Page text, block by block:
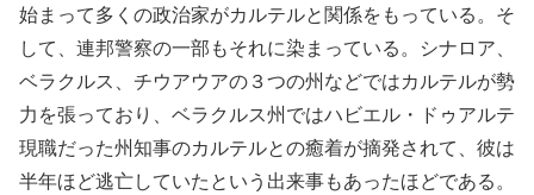
始まって多くの政治家がカルテルと関係をもっている。そ
して、連邦警察の一部もそれに染まっている。シナロア、
ベラクルス、チウアウアの３つの州などではカルテルが勢
力を張っており、ベラクルス州ではハビエル・ドゥアルテ
現職だった州知事のカルテルとの癒着が摘発されて、彼は
半年ほど逃亡していたという出来事もあったほどである。